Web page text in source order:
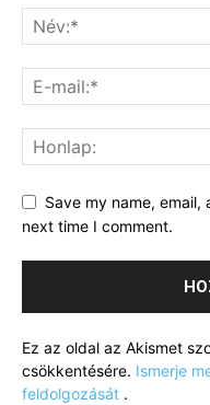
Save my name,
next time I comment.
Ez az oldal az Akismet
csökkentésére. Ismerje
feldolgozását .